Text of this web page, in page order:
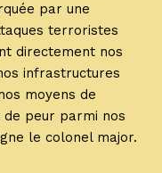
par une
terroristes
directement nos
infrastructures
moyens de
peur parmi nos
le colonel major.